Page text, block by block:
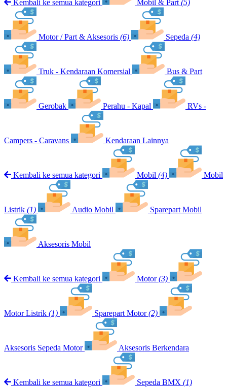
Kembali ke semua kategori Mobil & Part (5)
Motor / Part & Aksesoris (6) Sepeda (4)
Truk - Kendaraan Komersial Bus & Part
Gerobak Perahu - Kapal RVs -
Campers - Caravans Kendaraan Lainnya
Kembali ke semua kategori Mobil (4) Mobil
Listrik (1) Audio Mobil Sparepart Mobil
Aksesoris Mobil
Kembali ke semua kategori Motor (3)
Motor Listrik (1) Sparepart Motor (2)
Aksesoris Sepeda Motor Aksesoris Berkendara
Kembali ke semua kategori Sepeda BMX (1)